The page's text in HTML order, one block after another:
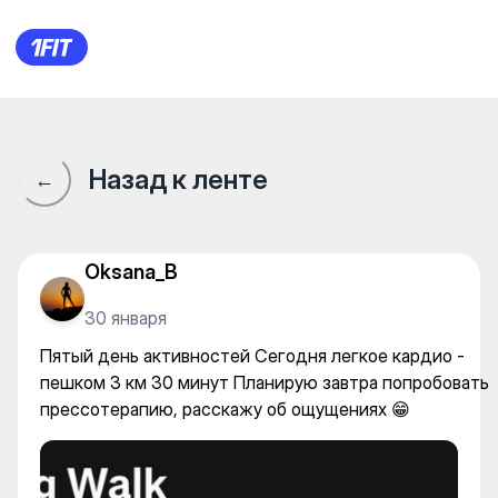
Пятый день активностей
← Назад к ленте
Oksana_B
30 января
Пятый день активностей Сегодня легкое кардио -
пешком 3 км 30 минут Планирую завтра попробовать
прессотерапию, расскажу об ощущениях 😁